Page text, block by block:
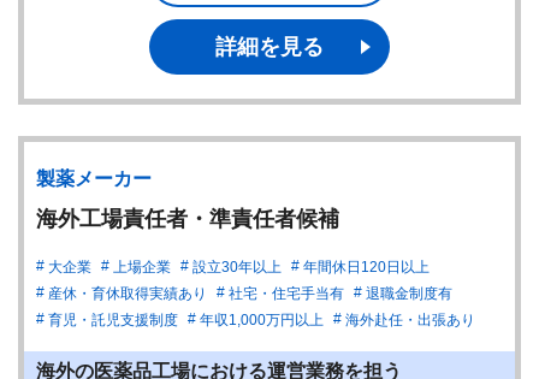
詳細を見る
製薬メーカー
海外工場責任者・準責任者候補
大企業 上場企業 設立30年以上
年間休日120日以上
産休・育休取得実績あり
社宅・住宅手当有
退職金制度有
育児・託児支援制度
年収1,000万円以上 海外赴任・出張あり
海外の医薬品工場における運営業務を担う